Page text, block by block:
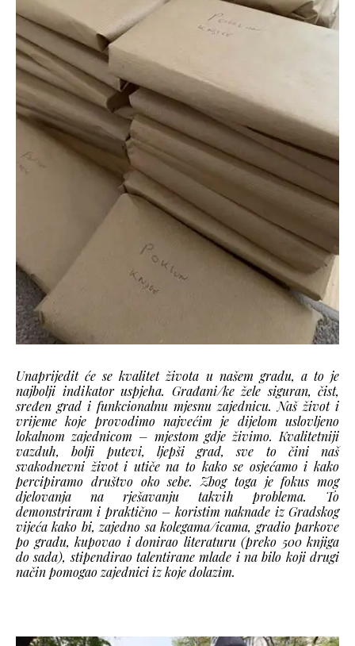
Unaprijedit će se kvalitet života u našem gradu, a to je
najbolji indikator uspjeha. Građani/ke žele siguran, čist,
sređen grad i funkcionalnu mjesnu zajednicu. Naš život i
vrijeme koje provodimo najvećim je dijelom uslovljeno
lokalnom zajednicom – mjestom gdje živimo. Kvalitetniji
vazduh, bolji putevi, ljepši grad, sve to čini naš
svakodnevni život i utiče na to kako se osjećamo i kako
percipiramo društvo oko sebe. Zbog toga je fokus mog
djelovanja na rješavanju takvih problema. To
demonstriram i praktično – koristim naknade iz Gradskog
vijeća kako bi, zajedno sa kolegama/icama, gradio parkove
po gradu, kupovao i donirao literaturu (preko 500 knjiga
do sada), stipendirao talentirane mlade i na bilo koji drugi
način pomogao zajednici iz koje dolazim.